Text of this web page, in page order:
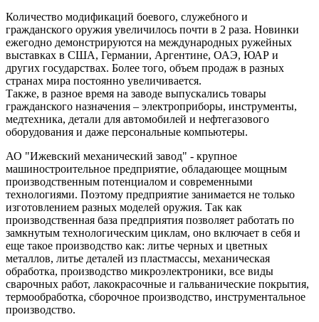
Количество модификаций боевого, служебного и
гражданского оружия увеличилось почти в 2 раза. Новинки
ежегодно демонстрируются на международных ружейных
выставках в США, Германии, Аргентине, ОАЭ, ЮАР и
других государствах. Более того, объем продаж в разных
странах мира постоянно увеличивается.
Также, в разное время на заводе выпускались товары
гражданского назначения – электроприборы, инструменты,
медтехника, детали для автомобилей и нефтегазового
оборудования и даже персональные компьютеры.
АО "Ижевский механический завод" - крупное
машиностроительное предприятие, обладающее мощным
производственным потенциалом и современными
технологиями. Поэтому предприятие занимается не только
изготовлением разных моделей оружия. Так как
производственная база предприятия позволяет работать по
замкнутым технологическим циклам, оно включает в себя и
еще такое производство как: литье черных и цветных
металлов, литье деталей из пластмассы, механическая
обработка, производство микроэлектроники, все виды
сварочных работ, лакокрасочные и гальванические покрытия,
термообработка, сборочное производство, инструментальное
производство.